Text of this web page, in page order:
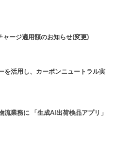
ージ適用額のお知らせ(変更)
を活用し、カーボンニュートラル実
業務に 「生成AI出荷検品アプリ」